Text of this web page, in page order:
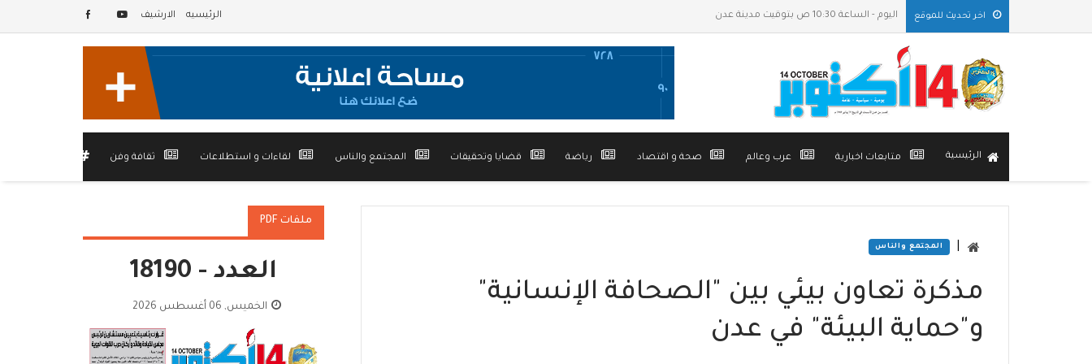
اخر تحديث للموقع اليوم - الساعة 10:30 ص بتوقيت مدينة عدن الرئيسيه الارشيف
الرئيسية متابعات اخبارية عرب وعالم صحة و اقتصاد رياضة قضايا وتحقيقات المجتمع والناس لقاءات و استطلاعات ثقافة وفن
المجتمع والناس
مذكرة تعاون بيئي بين "الصحافة الإنسانية"
و"حماية البيئة" في عدن
ملفات PDF
العدد - 18190
الخميس, 06 أغسطس 2026